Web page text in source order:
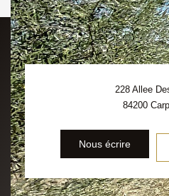
228 Allee
84200
Nous écrire